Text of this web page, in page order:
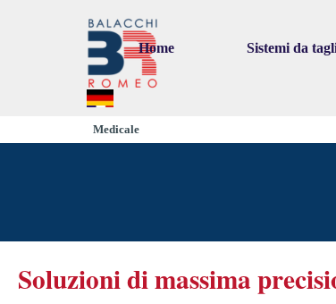
Home ▼
Sistemi da
Medicale
Soluzioni di massima